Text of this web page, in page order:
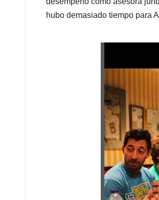
hubo demasiado tiempo para